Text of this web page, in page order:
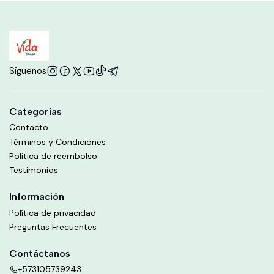
Síguenos
Categorías
Contacto
Términos y Condiciones
Politica de reembolso
Testimonios
Información
Política de privacidad
Preguntas Frecuentes
Contáctanos
+573105739243